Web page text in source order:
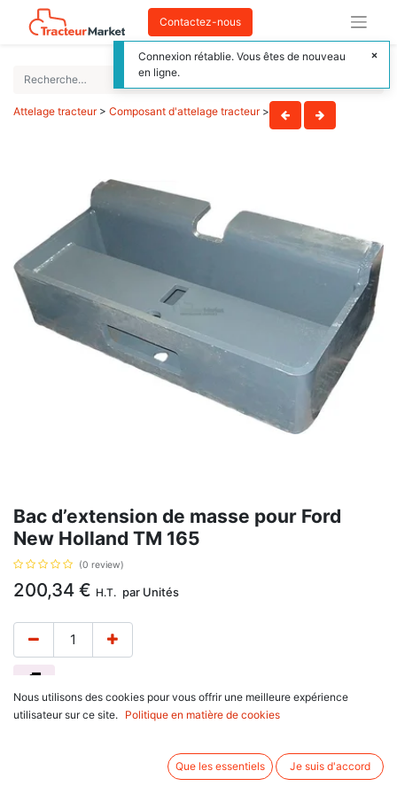
Contactez-nous
Attelage tracteur> Composant d'attelage tracteur>
Bac d’extension de masse pour Ford
New Holland TM 165
(0 review)
200,34 € H.T. par Unités
Bac d’extension de masse, pour Ford New Holland
série TS : TS100, TS110, TS115, TS90.
Nous utilisons des cookies pour vous offrir une meilleure expérience
utilisateur sur ce site.
Politique en matière de cookies
Que les essentiels Je suis d'accord
Connexion rétablie. Vous êtes de nouveau
en ligne.